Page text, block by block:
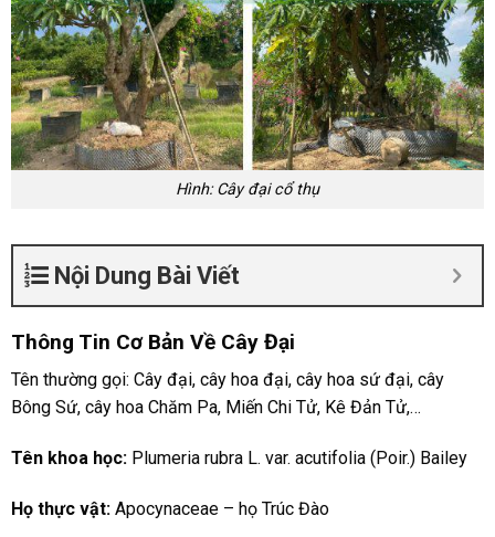
Hình: Cây đại cổ thụ
Nội Dung Bài Viết
Thông Tin Cơ Bản Về Cây Đại
Tên thường gọi: Cây đại, cây hoa đại, cây hoa sứ đại, cây
Bông Sứ, cây hoa Chăm Pa, Miến Chi Tử, Kê Đản Tử,…
Tên khoa học: Plumeria rubra L. var. acutifolia (Poir.) Bailey
Họ thực vật:Apocynaceae – họ Trúc Đào